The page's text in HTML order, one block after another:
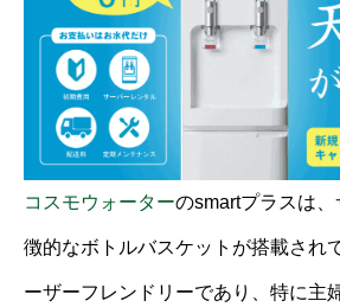
コスモウォーターのsmartプラスは
徴的なボトルバスケットが搭載され
ーザーフレンドリーであり、特に主